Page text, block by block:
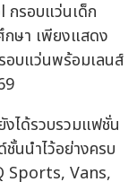
กรอบแว่นเด็ก
กษา เพียงแสดง
อบแว่นพร้อมเลนส์
ได้รวบรวมแฟชั่น
นนำไว้อย่างครบ
Sports, Vans,